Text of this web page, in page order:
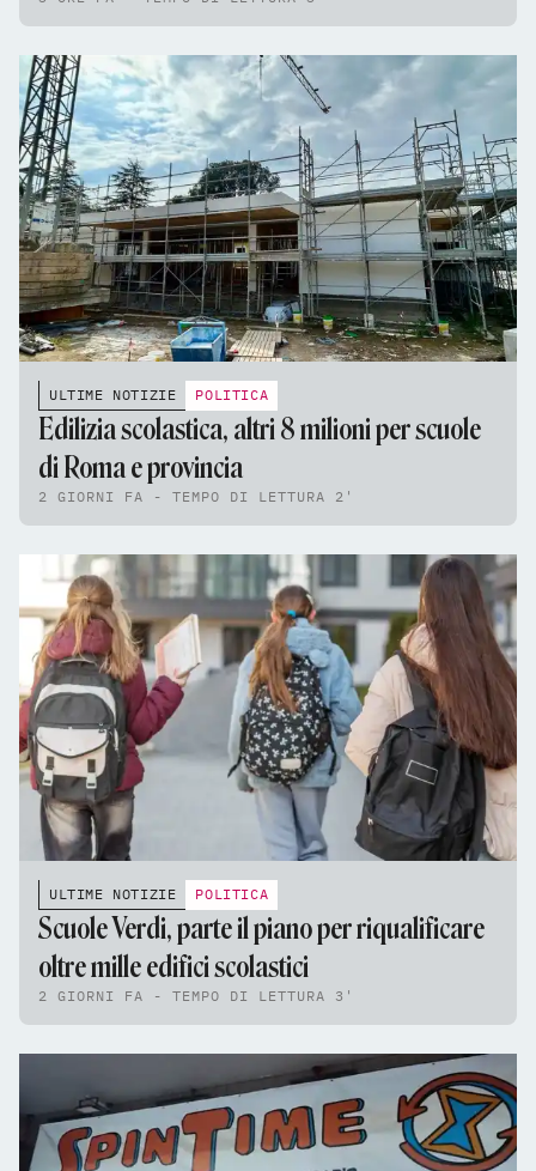
ULTIME NOTIZIE POLITICA
Edilizia scolastica, altri 8 milioni per scuole
di Roma e provincia
2 GIORNI FA - TEMPO DI LETTURA 2'
ULTIME NOTIZIE POLITICA
Scuole Verdi, parte il piano per riqualificare
oltre mille edifici scolastici
2 GIORNI FA - TEMPO DI LETTURA 3'